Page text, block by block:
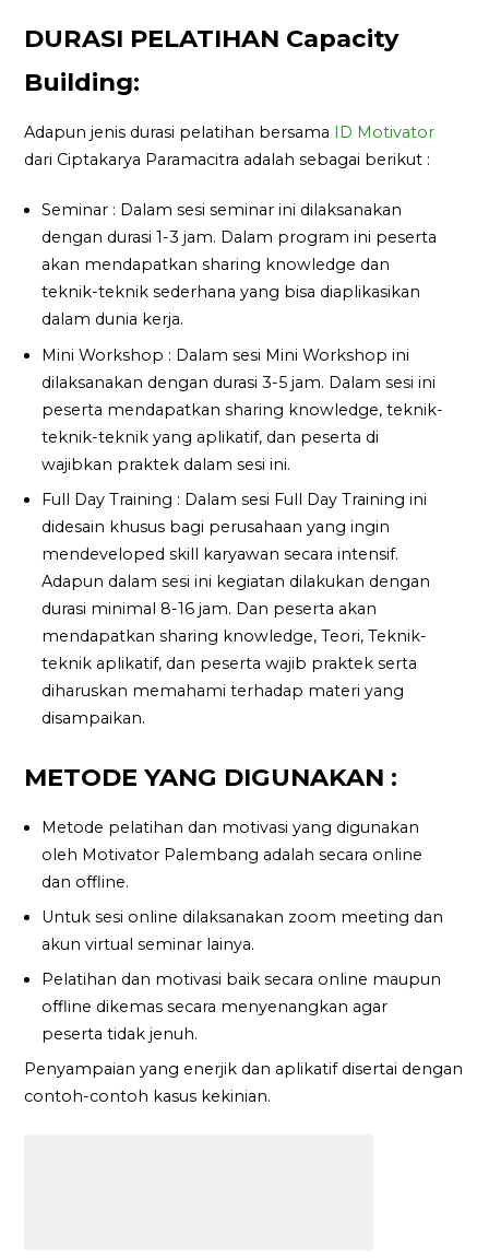
DURASI PELATIHAN Capacity
Building:
Adapun jenis durasi pelatihan bersama ID Motivator
dari Ciptakarya Paramacitra adalah sebagai berikut :
Seminar : Dalam sesi seminar ini dilaksanakan
dengan durasi 1-3 jam. Dalam program ini peserta
akan mendapatkan sharing knowledge dan
teknik-teknik sederhana yang bisa diaplikasikan
dalam dunia kerja.
Mini Workshop : Dalam sesi Mini Workshop ini
dilaksanakan dengan durasi 3-5 jam. Dalam sesi ini
peserta mendapatkan sharing knowledge, teknik-
teknik-teknik yang aplikatif, dan peserta di
wajibkan praktek dalam sesi ini.
Full Day Training : Dalam sesi Full Day Training ini
didesain khusus bagi perusahaan yang ingin
mendeveloped skill karyawan secara intensif.
Adapun dalam sesi ini kegiatan dilakukan dengan
durasi minimal 8-16 jam. Dan peserta akan
mendapatkan sharing knowledge, Teori, Teknik-
teknik aplikatif, dan peserta wajib praktek serta
diharuskan memahami terhadap materi yang
disampaikan.
METODE YANG DIGUNAKAN :
Metode pelatihan dan motivasi yang digunakan
oleh Motivator Palembang adalah secara online
dan offline.
Untuk sesi online dilaksanakan zoom meeting dan
akun virtual seminar lainya.
Pelatihan dan motivasi baik secara online maupun
offline dikemas secara menyenangkan agar
peserta tidak jenuh.
Penyampaian yang enerjik dan aplikatif disertai dengan
contoh-contoh kasus kekinian.